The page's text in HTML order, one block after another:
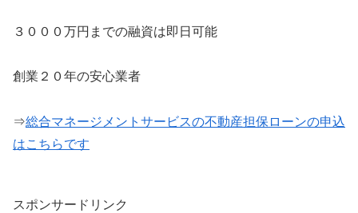
３０００万円までの融資は即日可能
創業２０年の安心業者
⇒総合マネージメントサービスの不動産担保ローンの申込
はこちらです
スポンサードリンク